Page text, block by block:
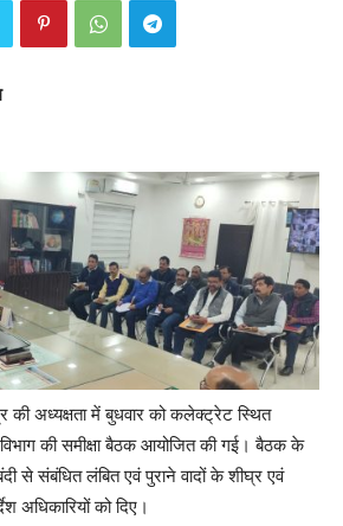
की अध्यक्षता में बुधवार को कलेक्ट्रेट स्थित
की समीक्षा बैठक आयोजित की गई। बैठक के
से संबंधित लंबित एवं पुराने वादों के शीघ्र एवं
अधिकारियों को दिए।